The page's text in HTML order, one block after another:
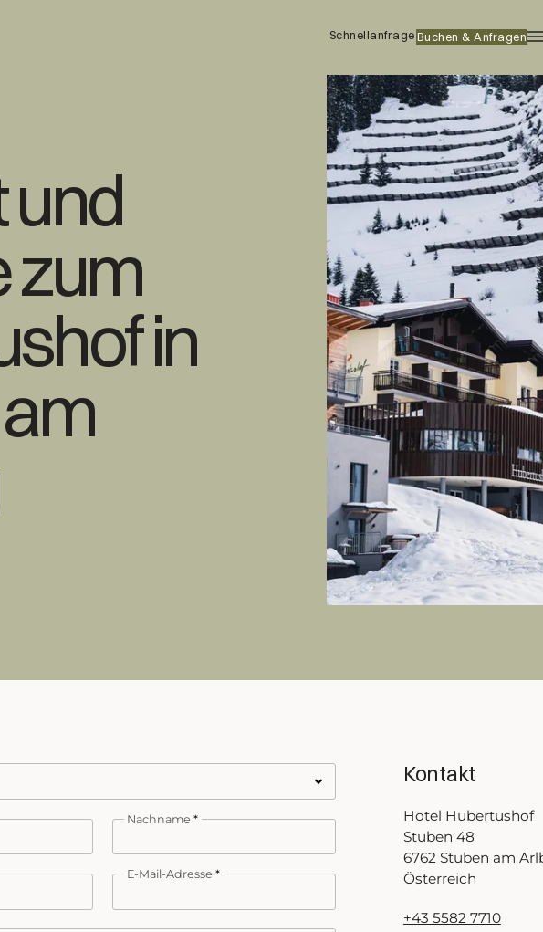
Schnellanfrage Buchen & Anfragen
Kulinarik
Wellness
Aktivitäten
Webcams & Impressionen
Veranstaltungen
Familienurlaub
Wohnen
Zimmer, Suiten, Lodges
Inklusivleistungen
Angebote
Restplätze
Buchen & Anfragen
Schnellanfrage
FAQ
Gutscheine
info@hubertushof-arlberg.at+43 5582 7710
Kontakt & Anreise
der
begrüßen zu
und
zum
in
Nachname
E-Mail-Adresse
Kontakt
Hotel Hubertushof
Stuben 48
6762 Stuben am
Österreich
+43 5582 7710